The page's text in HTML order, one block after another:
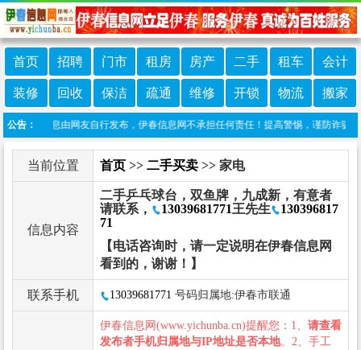
首页 招聘 门市 租房 房产 二手 租车 会计
装修 回收 保洁 疏通 维修 开锁 物流 搬家
公告：
本栏目信息由网友自行发布，伊春信息网不承担任何责任！提高警惕，谨防诈骗！
当前位置 首页 >> 二手买卖 >> 家电
信息内容
二手乒乓球台，双鱼牌，九成新，有意者
请联系，
13039681771王先生
130396817
71
【电话咨询时，请一定说明在伊春信息网
看到的，谢谢！】
联系手机 13039681771 号码归属地:伊春市联通
伊春信息网(www.yichunba.cn)提醒您：1、 请查看
发布者手机归属地与IP地址是否本地。2、手工